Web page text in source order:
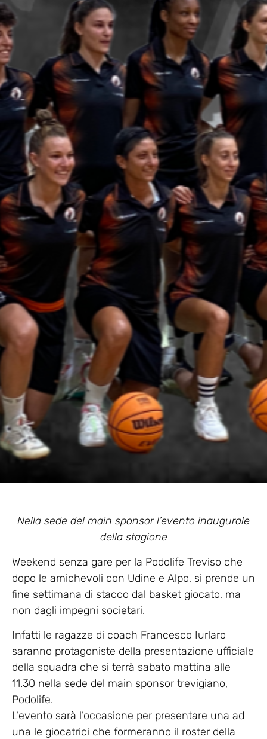
Nella sede del main sponsor l’evento inaugurale
della stagione
Weekend senza gare per la Podolife Treviso che
dopo le amichevoli con Udine e Alpo, si prende un
fine settimana di stacco dal basket giocato, ma
non dagli impegni societari.
Infatti le ragazze di coach Francesco Iurlaro
saranno protagoniste della presentazione ufficiale
della squadra che si terrà sabato mattina alle
11.30 nella sede del main sponsor trevigiano,
Podolife.
L’evento sarà l’occasione per presentare una ad
una le giocatrici che formeranno il roster della